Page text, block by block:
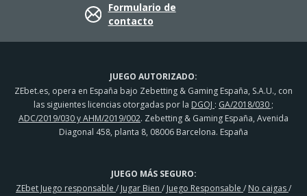
JUEGO AUTORIZADO:
ZEbet.es, opera en España bajo Zebetting & Gaming España, S.A.U., con
las siguientes licencias otorgadas por la DGOJ : GA/2018/030 ;
ADC/2019/030 y AHM/2019/002. Zebetting & Gaming España, Avenida
Diagonal 458, planta 8, 08006 Barcelona. España
JUEGO MÁS SEGURO:
ZEbet Juego responsable / Jugar Bien / Juego Responsable / No caigas/
Formulario de
contacto